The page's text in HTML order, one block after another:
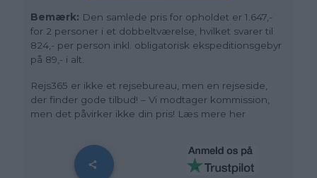
Bemærk: Den samlede pris for opholdet er 1.647,-
for 2 personer i et dobbeltværelse, hvilket svarer til
824,- per person inkl. obligatorisk ekspeditionsgebyr
på 89,- i alt.
Rejs365 er ikke et rejsebureau, men en rejseside,
der finder gode tilbud! – Vi modtager kommission,
men det påvirker ikke din pris! Læs mere her